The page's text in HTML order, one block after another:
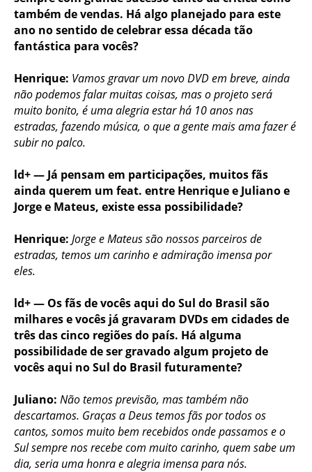
também de vendas. Há algo planejado para este
ano no sentido de celebrar essa década tão
fantástica para vocês?
Henrique: Vamos gravar um novo DVD em breve, ainda
não podemos falar muitas coisas, mas o projeto será
muito bonito, é uma alegria estar há 10 anos nas
estradas, fazendo música, o que a gente mais ama fazer é
subir no palco.
ld+ — Já pensam em participações, muitos fãs
ainda querem um feat. entre Henrique e Juliano e
Jorge e Mateus, existe essa possibilidade?
Henrique: Jorge e Mateus são nossos parceiros de
estradas, temos um carinho e admiração imensa por
eles.
ld+ — Os fãs de vocês aqui do Sul do Brasil são
milhares e vocês já gravaram DVDs em cidades de
três das cinco regiões do país. Há alguma
possibilidade de ser gravado algum projeto de
vocês aqui no Sul do Brasil futuramente?
Juliano: Não temos previsão, mas também não
descartamos. Graças a Deus temos fãs por todos os
cantos, somos muito bem recebidos onde passamos e o
Sul sempre nos recebe com muito carinho, quem sabe um
dia, seria uma honra e alegria imensa para nós.